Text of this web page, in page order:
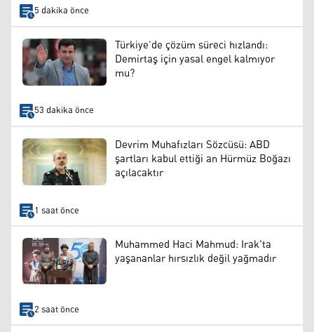
5 dakika önce
Türkiye’de çözüm süreci hızlandı:
Demirtaş için yasal engel kalmıyor
mu?
53 dakika önce
Devrim Muhafızları Sözcüsü: ABD
şartları kabul ettiği an Hürmüz Boğazı
açılacaktır
1 saat önce
Muhammed Haci Mahmud: Irak'ta
yaşananlar hırsızlık değil yağmadır
2 saat önce